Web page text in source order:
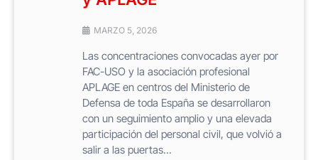
MARZO 5, 2026
Las concentraciones convocadas ayer por
FAC-USO y la asociación profesional
APLAGE en centros del Ministerio de
Defensa de toda España se desarrollaron
con un seguimiento amplio y una elevada
participación del personal civil, que volvió a
salir a las puertas...